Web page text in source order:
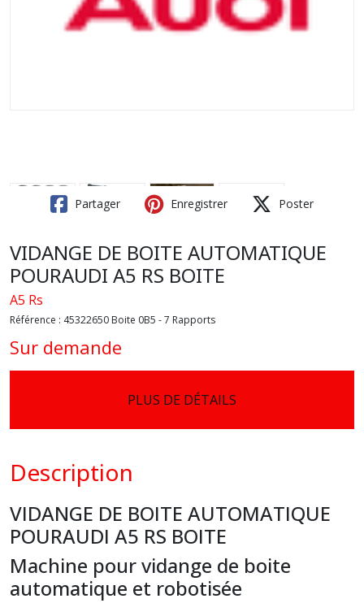
Partager Enregistrer Poster
VIDANGE DE BOITE AUTOMATIQUE
POURAUDI A5 RS BOITE
A5 Rs
Référence : 45322650 Boite 0B5 - 7 Rapports
Sur demande
PLUS DE DÉTAILS
Description
VIDANGE DE BOITE AUTOMATIQUE
POURAUDI A5 RS BOITE
Machine pour vidange de boite
automatique et robotisée